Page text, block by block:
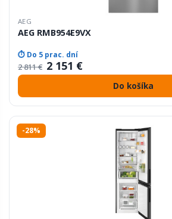
AEG
AEG RMB954E9VX
⏱ Do 5 prac. dní
2 811 € 2 151 €
Do košíka
-28%